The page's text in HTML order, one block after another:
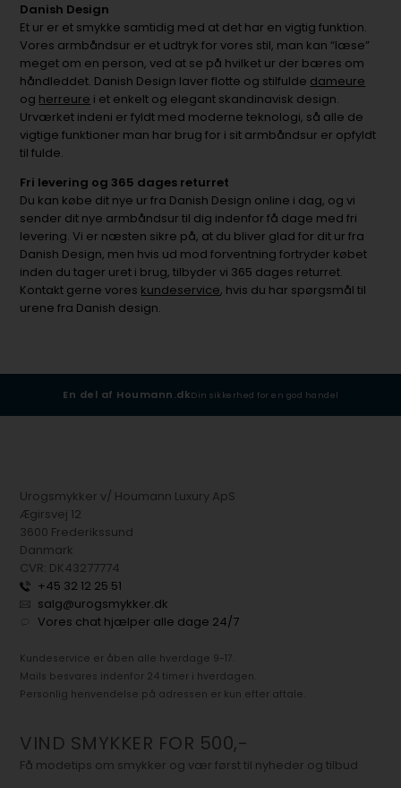
Danish Design
Et ur er et smykke samtidig med at det har en vigtig funktion.
Vores armbåndsur er et udtryk for vores stil, man kan “læse”
meget om en person, ved at se på hvilket ur der bæres om
håndleddet. Danish Design laver flotte og stilfulde dameure
og herreure i et enkelt og elegant skandinavisk design.
Urværket indeni er fyldt med moderne teknologi, så alle de
vigtige funktioner man har brug for i sit armbåndsur er opfyldt
til fulde.
Fri levering og 365 dages returret
Du kan købe dit nye ur fra Danish Design online i dag, og vi
sender dit nye armbåndsur til dig indenfor få dage med fri
levering. Vi er næsten sikre på, at du bliver glad for dit ur fra
Danish Design, men hvis ud mod forventning fortryder købet
inden du tager uret i brug, tilbyder vi 365 dages returret.
Kontakt gerne vores kundeservice, hvis du har spørgsmål til
urene fra Danish design.
En del af Houmann.dkDin sikkerhed for en god handel
Urogsmykker v/ Houmann Luxury ApS
Ægirsvej 12
3600 Frederikssund
Danmark
CVR: DK43277774
+45 32 12 25 51
salg@urogsmykker.dk
Vores chat hjælper alle dage 24/7
Kundeservice er åben alle hverdage 9-17.
Mails besvares indenfor 24 timer i hverdagen.
Personlig henvendelse på adressen er kun efter aftale.
VIND SMYKKER FOR 500,-
Få modetips om smykker og vær først til nyheder og tilbud